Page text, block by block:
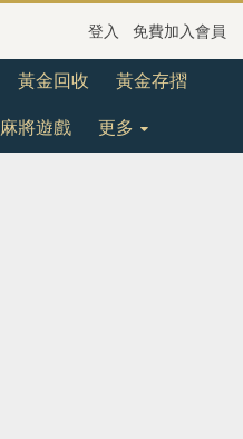
登入 免費加入會員
黃金回收 黃金存摺
麻將遊戲 更多